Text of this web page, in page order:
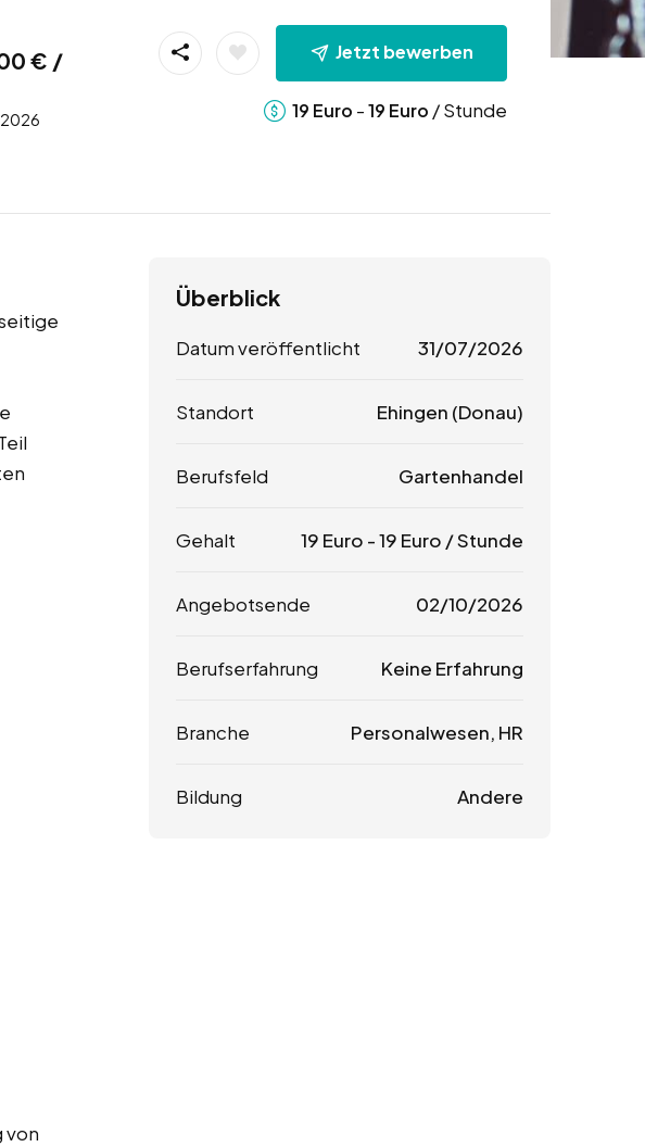
€ /
Jetzt bewerben
19 Euro -19 Euro / Stunde
von
Überblick
Datum veröffentlicht 31/07/2026
Standort Ehingen (Donau)
Berufsfeld Gartenhandel
Gehalt 19 Euro -19 Euro / Stunde
Angebotsende 02/10/2026
Berufserfahrung Keine Erfahrung
Branche Personalwesen, HR
Bildung Andere